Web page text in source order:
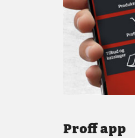
Proff app